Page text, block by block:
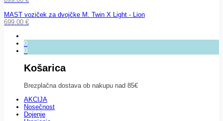
MAST voziček za dvojčke M. Twin X Light - Lion
699.00 €
0
0
Košarica
Brezplačna dostava ob nakupu nad 85€
AKCIJA
Nosečnost
Dojenje